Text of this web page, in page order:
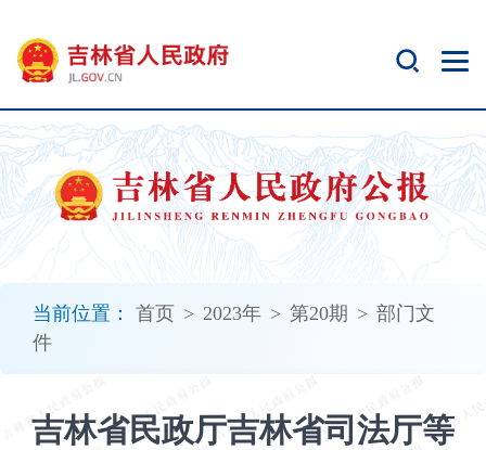
当前位置： 首页 > 2023年 > 第20期 > 部门文
件
吉林省民政厅吉林省司法厅等
开
无
障
碍
说
明
加